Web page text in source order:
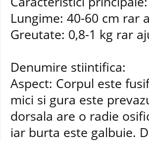
Lungime: 40-60 cm rar
Greutate: 0,8-1 kg rar
Denumire stiintifica:
Aspect: Corpul este
mici si gura este
dorsala are o radie
iar burta este galbuie.